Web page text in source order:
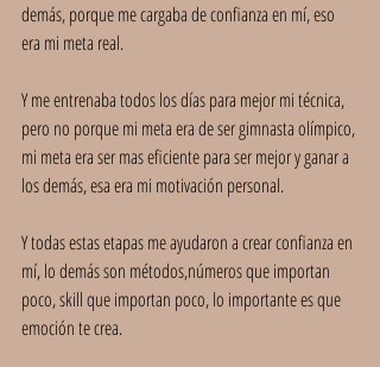
demás, porque me cargaba de confianza en mí, eso
era mi meta real.
Y me entrenaba todos los días para mejor mi técnica,
pero no porque mi meta era de ser gimnasta olímpico,
mi meta era ser mas eficiente para ser mejor y ganar a
los demás, esa era mi motivación personal.
Y todas estas etapas me ayudaron a crear confianza en
mí, lo demás son métodos,números que importan
poco, skill que importan poco, lo importante es que
emoción te crea.